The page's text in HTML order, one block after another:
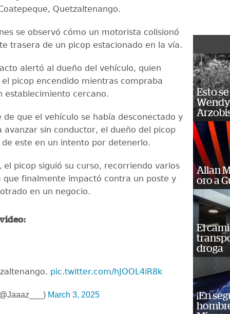
Quetzaltenango.
se observó cómo un motorista colisionó
trasera de un picop estacionado en la vía.
alertó al dueño del vehículo, quien
picop encendido mientras compraba
establecimiento cercano.
de que el vehículo se había desconectado y
avanzar sin conductor, el dueño del picop
este en un intento por detenerlo.
el picop siguió su curso, recorriendo varios
que finalmente impactó contra un poste y
en un negocio.
pic.twitter.com/hJOOL4iR8k
March 3, 2025
Esto
Allan
oro a
El
droga
¡En